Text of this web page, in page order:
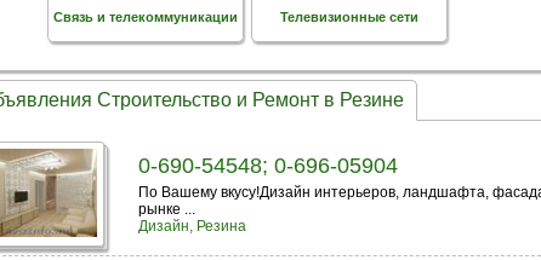
Связь и телекоммуникации Телевизионные сети
Строительство и Ремонт в Резине
0-690-54548; 0-696-05904
По Вашему вкусу!Дизайн интерьеров, ландшафта,
рынке ...
Дизайн, Резина